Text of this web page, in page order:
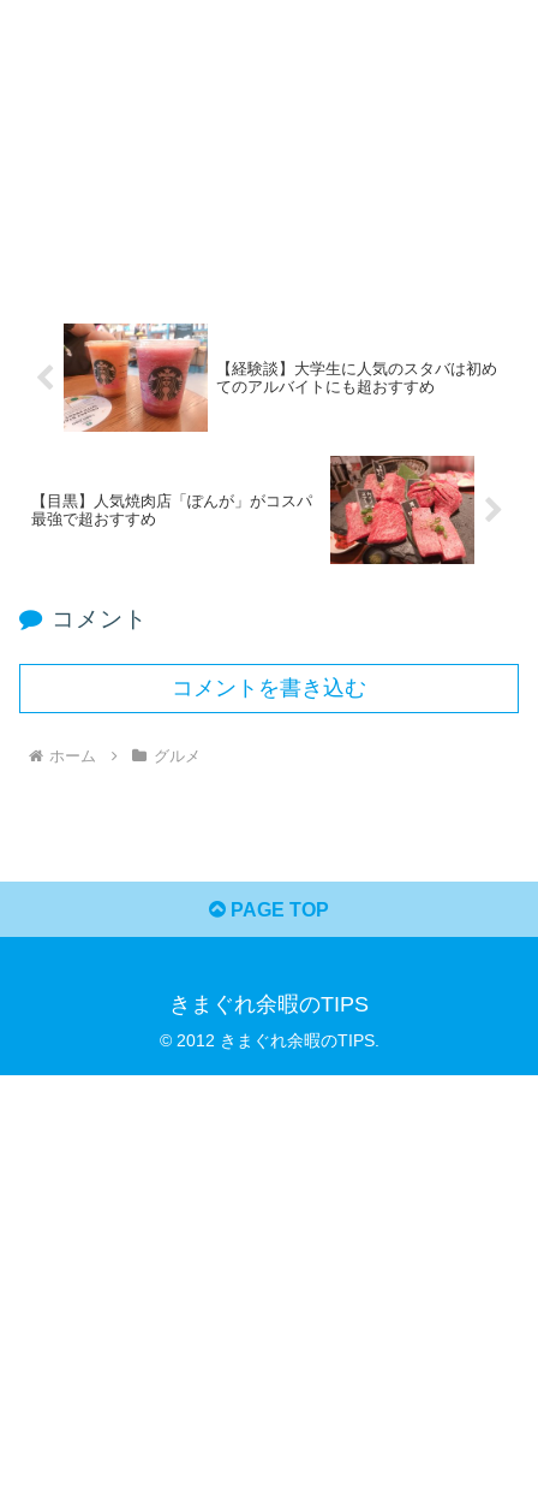
【経験談】大学生に人気のスタバは初め
てのアルバイトにも超おすすめ
【目黒】人気焼肉店「ぽんが」がコスパ
最強で超おすすめ
コメント
コメントを書き込む
ホーム グルメ
PAGE TOP
きまぐれ余暇のTIPS
© 2012 きまぐれ余暇のTIPS.